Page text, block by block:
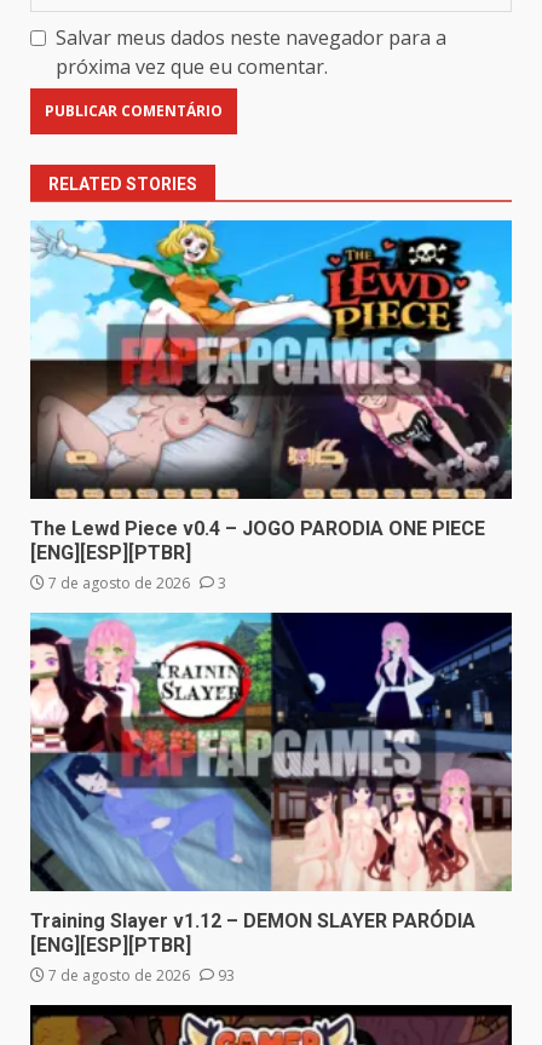
Salvar meus dados neste navegador para a
próxima vez que eu comentar.
RELATED STORIES
The Lewd Piece v0.4 – JOGO PARODIA ONE PIECE
[ENG][ESP][PTBR]
7 de agosto de 2026 3
Training Slayer v1.12 – DEMON SLAYER PARÓDIA
[ENG][ESP][PTBR]
7 de agosto de 2026 93